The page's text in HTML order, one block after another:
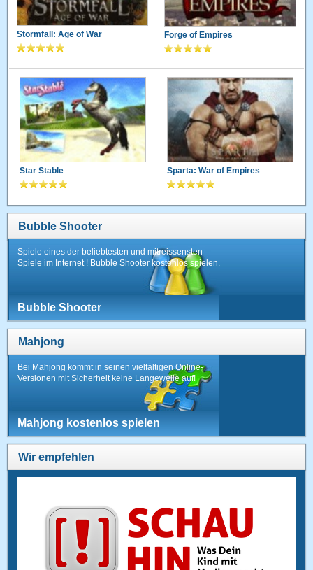
Stormfall: Age of War Forge of Empires
Star Stable Sparta: War of Empires
Bubble Shooter
Spiele eines der beliebtesten und mitreissensten
Spiele im Internet ! Bubble Shooter kostenlos spielen.
Bubble Shooter
Mahjong
Bei Mahjong kommt in seinen vielfältigen Online-
Versionen mit Sicherheit keine Langeweile auf!
Mahjong kostenlos spielen
Wir empfehlen